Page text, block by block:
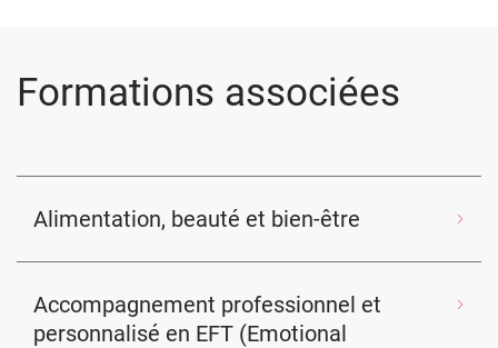
Formations associées
Alimentation, beauté et bien-être
Accompagnement professionnel et
personnalisé en EFT (Emotional